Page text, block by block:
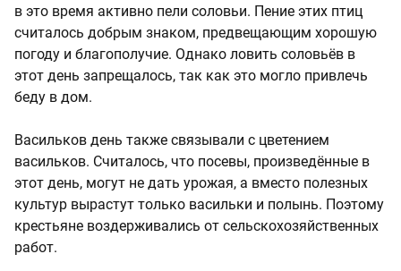
в это время активно пели соловьи. Пение этих птиц
считалось добрым знаком, предвещающим хорошую
погоду и благополучие. Однако ловить соловьёв в
этот день запрещалось, так как это могло привлечь
беду в дом.
Васильков день также связывали с цветением
васильков. Считалось, что посевы, произведённые в
этот день, могут не дать урожая, а вместо полезных
культур вырастут только васильки и полынь. Поэтому
крестьяне воздерживались от сельскохозяйственных
работ.